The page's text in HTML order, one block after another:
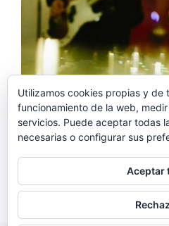
Pedro Oliveira y Pedro Chau o
Ghost Hunt, han lanzado un
‘Solar Flares’. En noviembre del
estrenaban con un epé
sello Lux Records. Un proyecto
instrumental…
Noemí Sánchez
09/04/
Utilizamos cookies propias y
funcionamiento de la web,
servicios. Puede aceptar todas
necesarias o configurar sus
Aceptar